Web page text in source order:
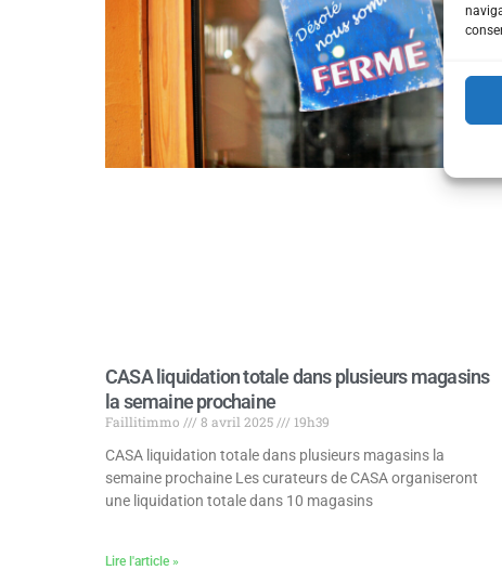
CASA liquidation totale dans plusieurs magasins
la semaine prochaine
Faillitimmo 8 avril 2025
19h39
CASA liquidation totale dans plusieurs magasins la
semaine prochaine Les curateurs de CASA organiseront
une liquidation totale dans 10 magasins
Lire l'article »